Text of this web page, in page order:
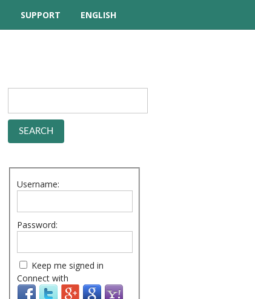
SUPPORT
TUTORIAL VIDEOS
QUESTIONS
FORUM
ENGLISH
Username:
Password:
Keep me signed in
Connect with